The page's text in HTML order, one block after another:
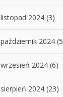
listopad 2024 (3)
październik 2024
wrzesień 2024 (6)
sierpień 2024 (23)